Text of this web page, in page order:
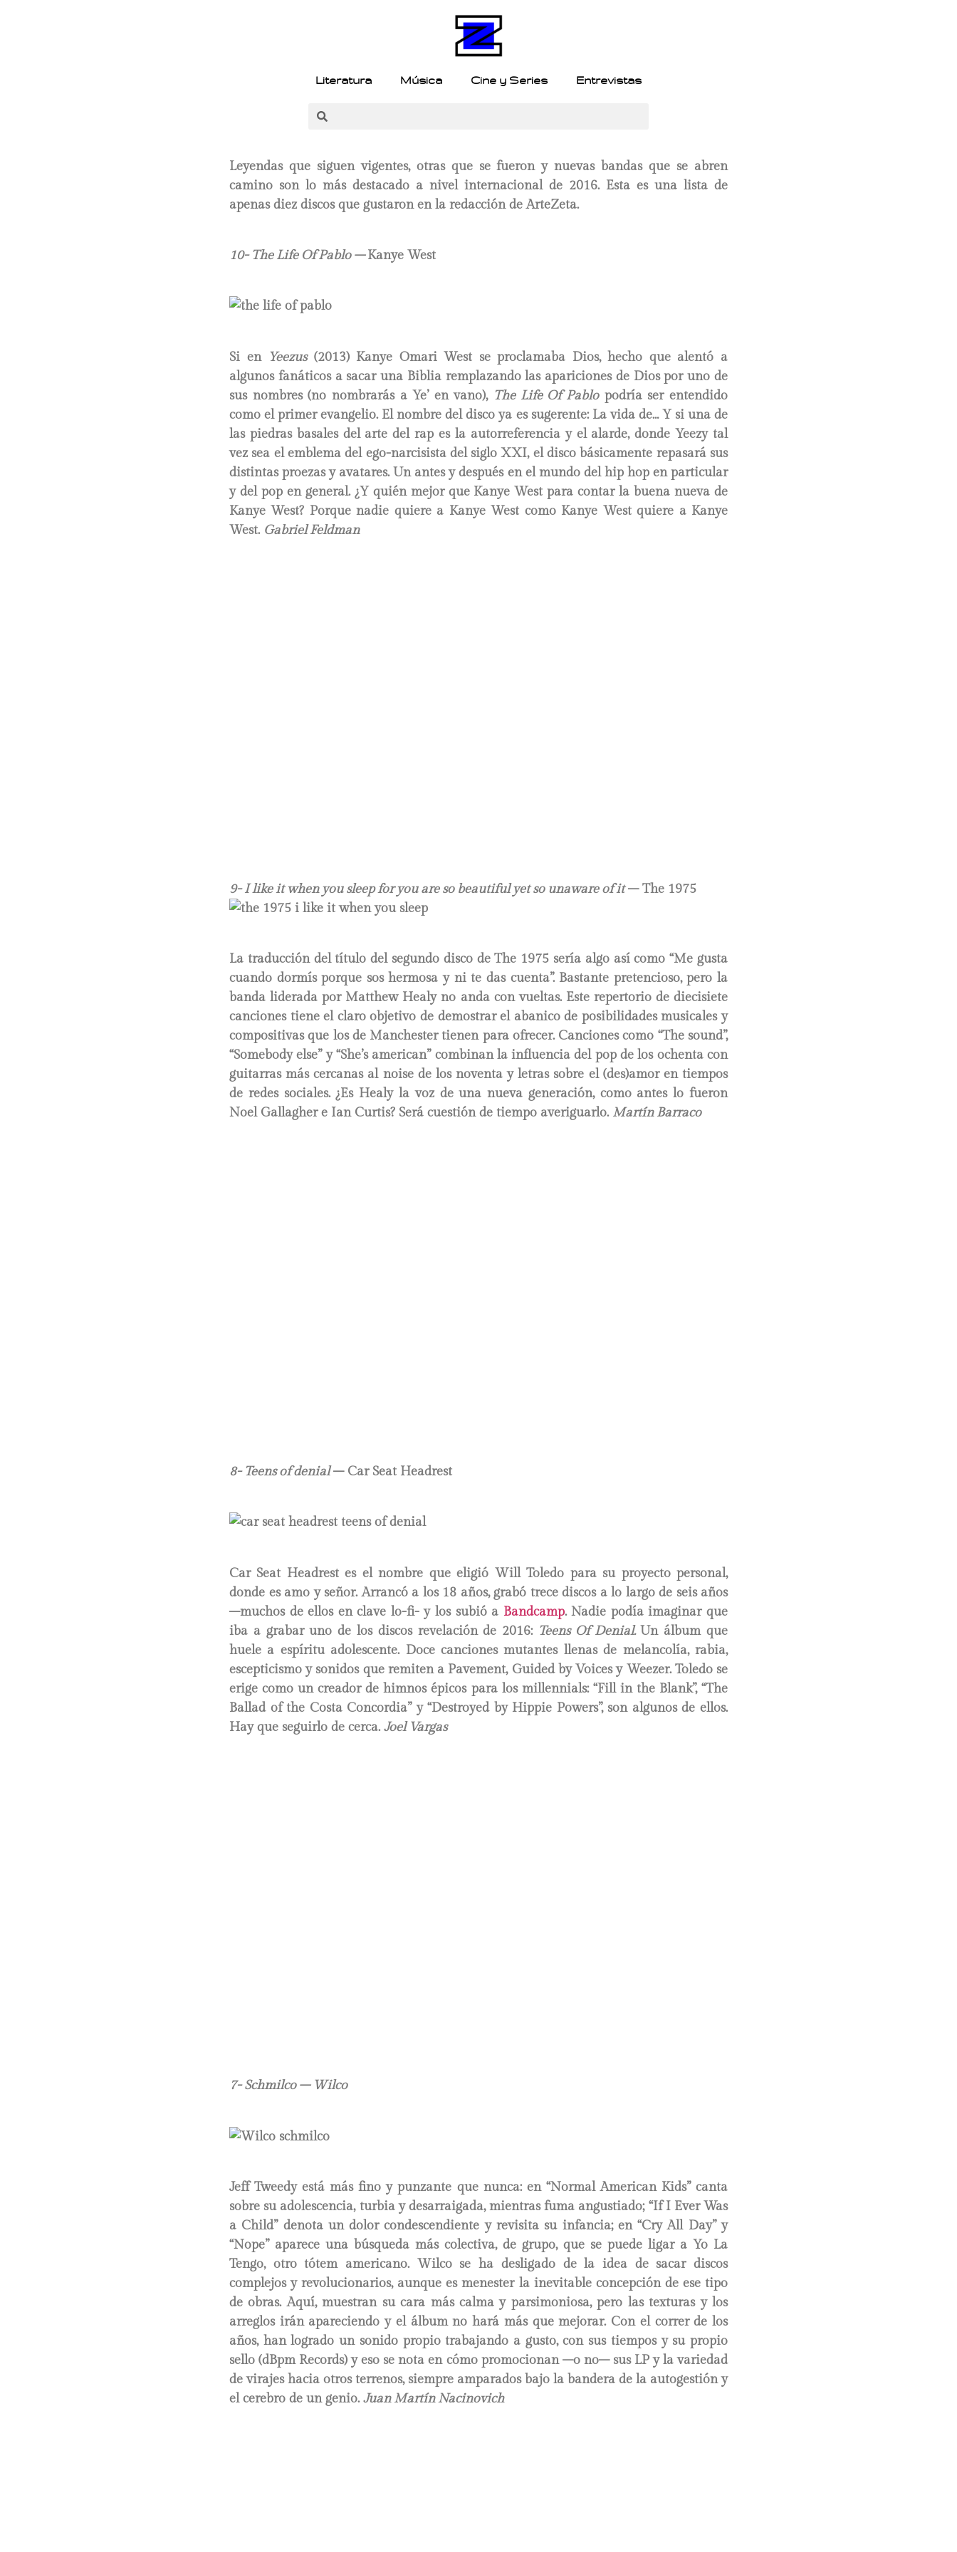
Literatura Música Cine y Series Entrevistas
Leyendas que siguen vigentes, otras que se fueron y nuevas bandas que se abren
camino son lo más destacado a nivel internacional de 2016. Esta es una lista de
apenas diez discos que gustaron en la redacción de ArteZeta.
10- The Life Of Pablo–Kanye West
Si en Yeezus(2013) Kanye Omari West se proclamaba Dios, hecho que alentó a
algunos fanáticos a sacar una Biblia remplazando las apariciones de Dios por uno de
sus nombres (no nombrarás a Ye’ en vano), The Life Of Pablopodría ser entendido
como el primer evangelio. El nombre del disco ya es sugerente: La vida de… Y si una de
las piedras basales del arte del rap es la autorreferencia y el alarde, donde Yeezy tal
vez sea el emblema del ego-narcisista del siglo XXI, el disco básicamente repasará sus
distintas proezas y avatares. Un antes y después en el mundo del hip hop en particular
y del pop en general. ¿Y quién mejor que Kanye West para contar la buena nueva de
Kanye West? Porque nadie quiere a Kanye West como Kanye West quiere a Kanye
West. Gabriel Feldman
9- I like it when you sleep for you are so beautiful yet so unaware of it– The 1975
La traducción del título del segundo disco de The 1975 sería algo así como “Me gusta
cuando dormís porque sos hermosa y ni te das cuenta”. Bastante pretencioso, pero la
banda liderada por Matthew Healy no anda con vueltas. Este repertorio de diecisiete
canciones tiene el claro objetivo de demostrar el abanico de posibilidades musicales y
compositivas que los de Manchester tienen para ofrecer. Canciones como “The sound”,
“Somebody else” y “She’s american” combinan la influencia del pop de los ochenta con
guitarras más cercanas al noise de los noventa y letras sobre el (des)amor en tiempos
de redes sociales. ¿Es Healy la voz de una nueva generación, como antes lo fueron
Noel Gallagher e Ian Curtis? Será cuestión de tiempo averiguarlo. Martín Barraco
8- Teens of denial– Car Seat Headrest
Car Seat Headrest es el nombre que eligió Will Toledo para su proyecto personal,
donde es amo y señor. Arrancó a los 18 años, grabó trece discos a lo largo de seis años
–muchos de ellos en clave lo-fi- y los subió a Bandcamp. Nadie podía imaginar que
iba a grabar uno de los discos revelación de 2016: Teens Of Denial.Un álbum que
huele a espíritu adolescente. Doce canciones mutantes llenas de melancolía, rabia,
escepticismo y sonidos que remiten a Pavement, Guided by Voices y Weezer. Toledo se
erige como un creador de himnos épicos para los millennials: “Fill in the Blank”, “The
Ballad of the Costa Concordia” y “Destroyed by Hippie Powers”, son algunos de ellos.
Hay que seguirlo de cerca.Joel Vargas
7- Schmilco– Wilco
Jeff Tweedy está más fino y punzante que nunca: en “Normal American Kids” canta
sobre su adolescencia, turbia y desarraigada, mientras fuma angustiado; “If I Ever Was
a Child” denota un dolor condescendiente y revisita su infancia; en “Cry All Day” y
“Nope” aparece una búsqueda más colectiva, de grupo, que se puede ligar a Yo La
Tengo, otro tótem americano. Wilco se ha desligado de la idea de sacar discos
complejos y revolucionarios, aunque es menester la inevitable concepción de ese tipo
de obras. Aquí, muestran su cara más calma y parsimoniosa, pero las texturas y los
arreglos irán apareciendo y el álbum no hará más que mejorar. Con el correr de los
años, han logrado un sonido propio trabajando a gusto, con sus tiempos y su propio
sello (dBpm Records) y eso se nota en cómo promocionan –o no– sus LP y la variedad
de virajes hacia otros terrenos, siempre amparados bajo la bandera de la autogestión y
el cerebro de un genio.Juan Martín Nacinovich